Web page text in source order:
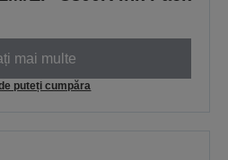
mai multe
puteți cumpăra